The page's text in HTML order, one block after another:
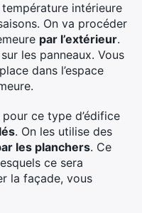
intérieure
On va procéder
par l’extérieur.
les panneaux. Vous
dans l’espace
ce type d’édifice
. On les utilise des
les planchers. Ce
ce sera
la façade, vous